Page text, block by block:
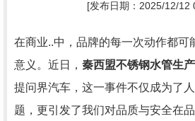
[发布日期：2025/12/12
在商业..中，品牌的每一次动作都可
意义。近日， 秦西盟不锈钢水管生
提问界汽车，这一事件不仅成为了
题，更引发了我们对品质与安全在